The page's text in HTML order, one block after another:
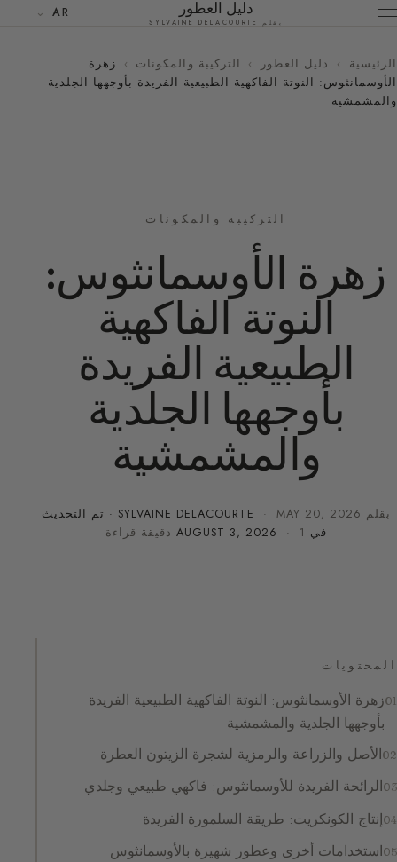
دليل العطور
بقلم SYLVAINE DELACOURTE
AR
الرئيسية › دليل العطور › التركيبة والمكونات ›
زهرة
الأوسمانثوس: النوتة الفاكهية الطبيعية الفريدة بأوجهها الجلدية
والمشمشية
التركيبة والمكونات
زهرة الأوسمانثوس:
النوتة الفاكهية
الطبيعية الفريدة
بأوجهها الجلدية
والمشمشية
بقلم SYLVAINE DELACOURTE ·MAY 20, 2026
· تم التحديث
في
AUGUST 3, 2026 · 1 دقيقة قراءة
المحتويات
زهرة الأوسمانثوس: النوتة الفاكهية الطبيعية الفريدة
بأوجهها الجلدية والمشمشية
الأصل والزراعة والرمزية لشجرة الزيتون العطرة
الرائحة الفريدة للأوسمانثوس: فاكهي طبيعي وجلدي
إنتاج الكونكريت: طريقة السلمورة الفريدة
استخدامات أخرى وعطور شهيرة بالأوسمانثوس